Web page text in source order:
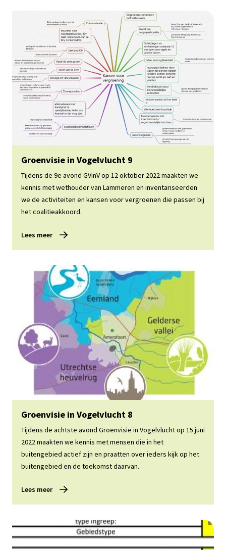
Lees meer
Groenvisie in Vogelvlucht 9
Tijdens de 9e avond GVinV op 12 oktober 2022 maakten we
kennis met wethouder van Lammeren en inventariseerden
we de activiteiten en kansen voor vergroenen die passen bij
het coalitieakkoord.
Lees meer
Lees meer
Groenvisie in Vogelvlucht 8
Tijdens de achtste avond Groenvisie in Vogelvlucht op 15 juni
2022 maakten we kennis met mensen die in het
buitengebied actief zijn en praatten over ieders kijk op het
buitengebied en de toekomst daarvan.
Lees meer